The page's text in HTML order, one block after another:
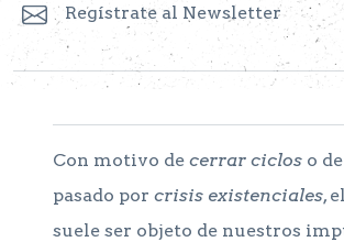
Regístrate al Newsletter
Con motivo de cerrar ciclos o
pasado por crisis existenciales,
suele ser objeto de nuestros